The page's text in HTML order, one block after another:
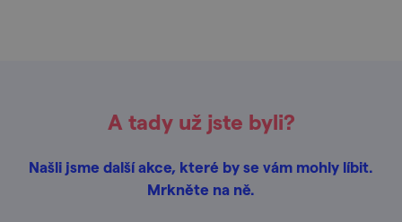
A tady už jste byli?
Našli jsme další akce, které by se vám mohly líbit.
Mrkněte na ně.